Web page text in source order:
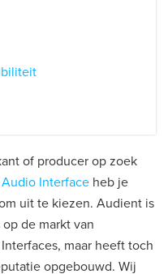
of producer op zoek
Audio Interface heb je
uit te kiezen. Audient is
de markt van
maar heeft toch
opgebouwd. Wij